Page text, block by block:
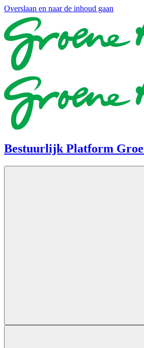
Overslaan en naar de inhoud gaan
Bestuurlijk Platform